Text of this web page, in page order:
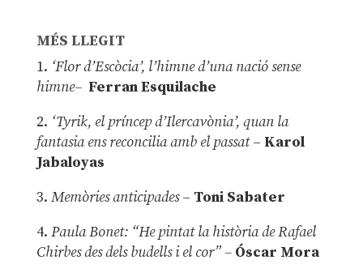
MÉS LLEGIT
1. ‘Flor d’Escòcia’, l’himne d’una nació sense
himne– Ferran Esquilache
2. ‘Tyrik, el príncep d’Ilercavònia’, quan la
fantasia ens reconcilia amb el passat– Karol
Jabaloyas
3. Memòries anticipades– Toni Sabater
4. Paula Bonet: “He pintat la història de Rafael
Chirbes des dels budells i el cor” –Óscar Mora